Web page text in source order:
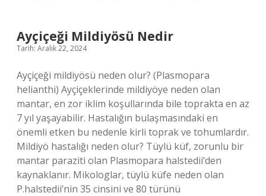
Ayçiçeği Mildiyösü Nedir
Tarih: Aralık 22, 2024
Ayçiçeği mildiyösü neden olur? (Plasmopara
helianthi) Ayçiçeklerinde mildiyöye neden olan
mantar, en zor iklim koşullarında bile toprakta en az
7 yıl yaşayabilir. Hastalığın bulaşmasındaki en
önemli etken bu nedenle kirli toprak ve tohumlardır.
Mildiyö hastalığı neden olur? Tüylü küf, zorunlu bir
mantar paraziti olan Plasmopara halstedii’den
kaynaklanır. Mikologlar, tüylü küfe neden olan
P.halstedii’nin 35 cinsini ve 80 türünü